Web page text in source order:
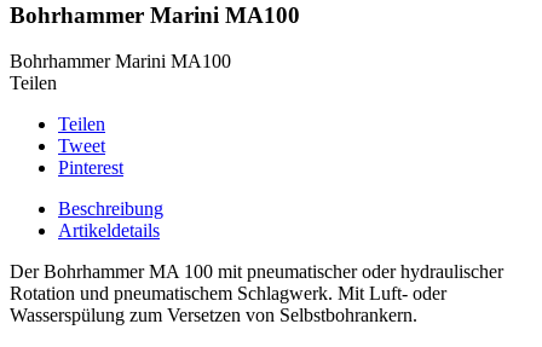
Bohrhammer Marini MA100
Bohrhammer Marini MA100
Teilen
Teilen
Tweet
Pinterest
Beschreibung
Artikeldetails
Der Bohrhammer MA 100 mit pneumatischer oder hydraulischer
Rotation und pneumatischem Schlagwerk. Mit Luft- oder
Wasserspülung zum Versetzen von Selbstbohrankern.